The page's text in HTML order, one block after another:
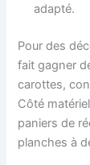
adapté.
Pour des
fait gagner
carottes,
Côté
paniers de
planches à